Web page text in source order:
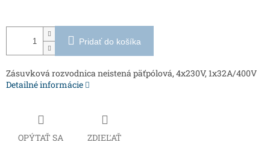
Pridať do košíka
Zásuvková rozvodnica neistená päťpólová, 4x230V, 1x32A/400V
Detailné informácie
OPÝTAŤ SA ZDIEĽAŤ